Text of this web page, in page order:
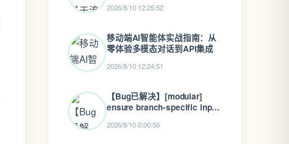
2026/8/10 12:25:52
移动端AI智能体实战指南：从
零体验多模态对话到API集成
2026/8/10 12:24:51
【Bug已解决】[modular]
ensure branch-specific input
2026/8/10 0:00:56